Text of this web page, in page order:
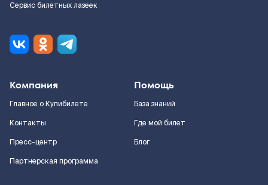
Сервис билетных лазеек
Компания
Главное о Купибилете
Контакты
Пресс-центр
Партнерская программа
Помощь
База знаний
Где мой билет
Блог